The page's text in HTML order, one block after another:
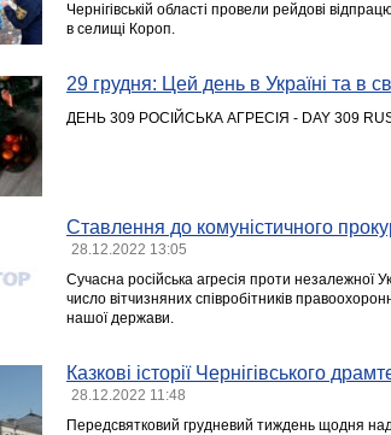
Чернігівській області провели рейдові
в селищі Короп.
29 грудня: Цей день в Україні та в
ДЕНЬ 309 РОСІЙСЬКА АГРЕСІЯ - DAY 309
Ставлення до комуністичного
28.12.2022 13:05
Сучасна російська агресія проти незалежної
число вітчизняних співробітників
нашої держави.
Казкові історії Чернігівського
28.12.2022 11:48
Передсвятковий грудневий тиждень щодня